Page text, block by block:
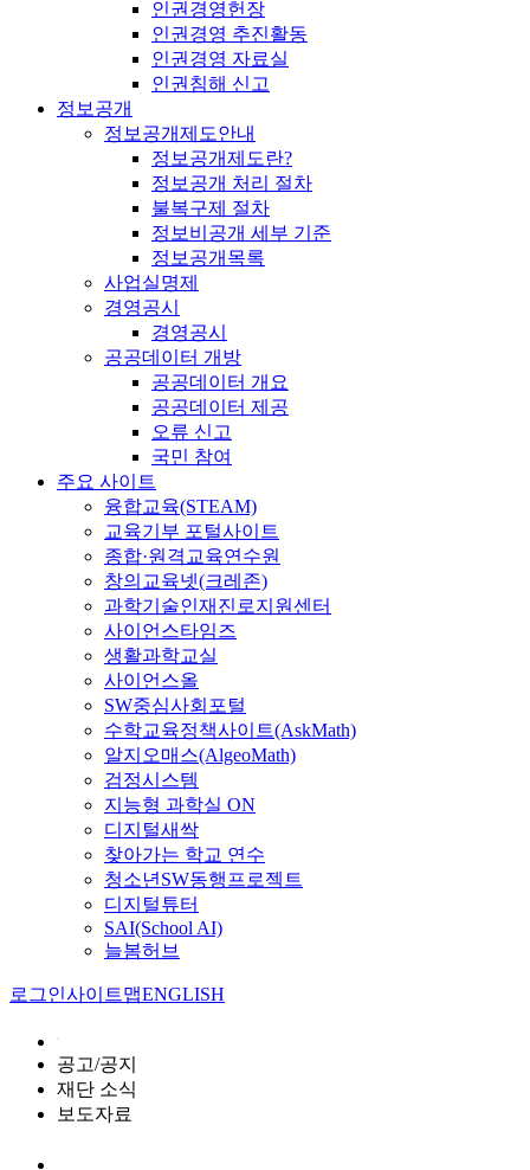
인권경영헌장
인권경영 추진활동
인권경영 자료실
인권침해 신고
정보공개
정보공개제도안내
정보공개제도란?
정보공개 처리 절차
불복구제 절차
정보비공개 세부 기준
정보공개목록
사업실명제
경영공시
경영공시
공공데이터 개방
공공데이터 개요
공공데이터 제공
오류 신고
국민 참여
주요 사이트
융합교육(STEAM)
교육기부 포털사이트
종합·원격교육연수원
창의교육넷(크레존)
과학기술인재진로지원센터
사이언스타임즈
생활과학교실
사이언스올
SW중심사회포털
수학교육정책사이트(AskMath)
알지오매스(AlgeoMath)
검정시스템
지능형 과학실 ON
디지털새싹
찾아가는 학교 연수
청소년SW동행프로젝트
디지털튜터
SAI(School AI)
늘봄허브
로그인사이트맵ENGLISH
공고/공지
재단 소식
보도자료